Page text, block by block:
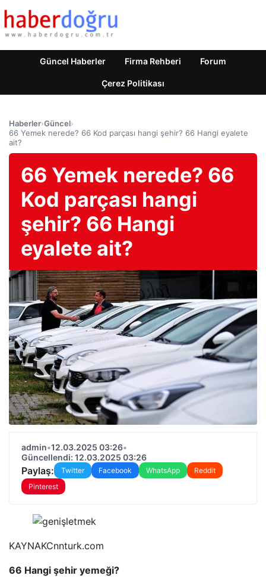
Güncel Haberler Firma Rehberi Forum
Çerez Politikası
Haberler›Güncel›
66 Yemek nerede? 66 Kod parçası hangi şehir? 66 Hangi eyalete
ait?
66 Yemek nerede? 66
Kod parçası hangi
şehir? 66 Hangi
eyalete ait?
admin•12.03.2025 03:26•
Güncellendi: 12.03.2025 03:26
Paylaş: Twitter Facebook WhatsApp
Reddit
Pinterest
KAYNAKCnnturk.com
66 Hangi şehir yemeği?